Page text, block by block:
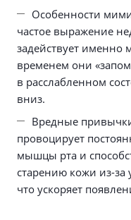
Особенности
частое выражение
задействует
временем они
в расслабленном
вниз.
Вредные
провоцирует
мышцы рта и
старению кожи из-
что ускоряет